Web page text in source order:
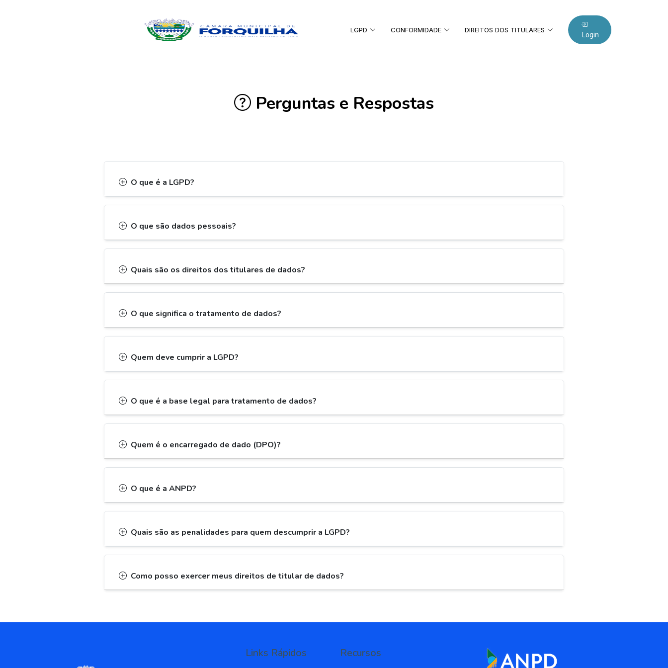
LGPD CONFORMIDADE DIREITOS DOS TITULARES
Login
Perguntas e Respostas
O que é a LGPD?
O que são dados pessoais?
Quais são os direitos dos titulares de dados?
O que significa o tratamento de dados?
Quem deve cumprir a LGPD?
O que é a base legal para tratamento de dados?
Quem é o encarregado de dado (DPO)?
O que é a ANPD?
Quais são as penalidades para quem descumprir a LGPD?
Como posso exercer meus direitos de titular de dados?
Links Rápidos Recursos